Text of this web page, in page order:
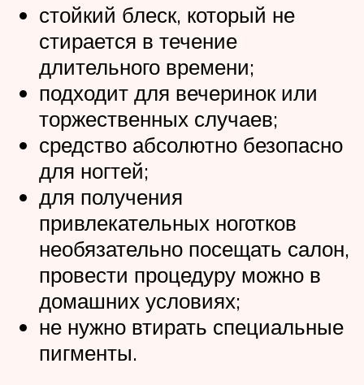
стойкий блеск, который не
стирается в течение
длительного времени;
подходит для вечеринок или
торжественных случаев;
средство абсолютно безопасно
для ногтей;
для получения
привлекательных ноготков
необязательно посещать салон,
провести процедуру можно в
домашних условиях;
не нужно втирать специальные
пигменты.